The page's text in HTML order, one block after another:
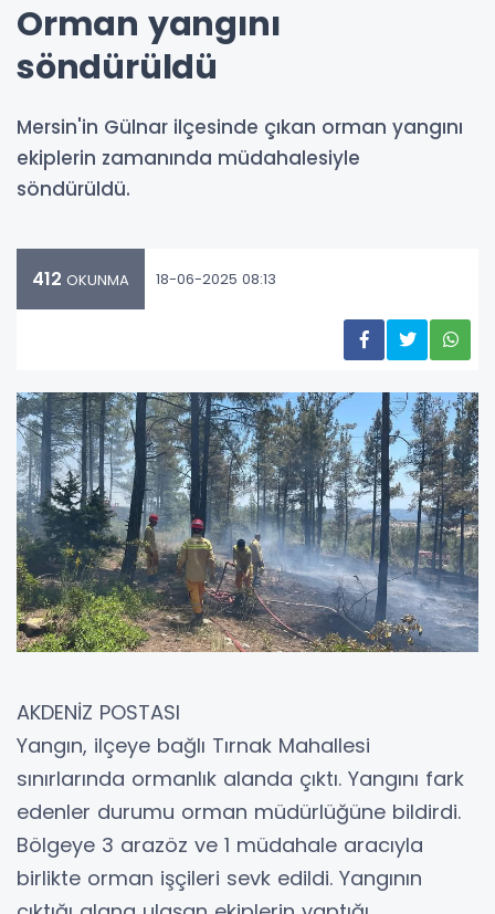
Orman yangını
söndürüldü
Mersin'in Gülnar ilçesinde çıkan orman yangını
ekiplerin zamanında müdahalesiyle
söndürüldü.
412 OKUNMA 18-06-2025 08:13
AKDENİZ POSTASI
Yangın, ilçeye bağlı Tırnak Mahallesi
sınırlarında ormanlık alanda çıktı. Yangını fark
edenler durumu orman müdürlüğüne bildirdi.
Bölgeye 3 arazöz ve 1 müdahale aracıyla
birlikte orman işçileri sevk edildi. Yangının